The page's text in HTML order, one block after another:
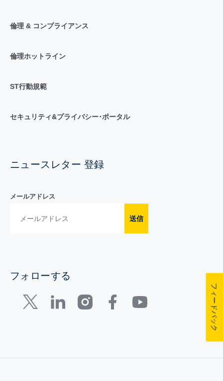
倫理 & コンプライアンス
倫理ホットライン
ST行動規範
セキュリティ&プライバシー･ポータル
ニュースレター 登録
メールアドレス
送信
フォローする
フィードバック